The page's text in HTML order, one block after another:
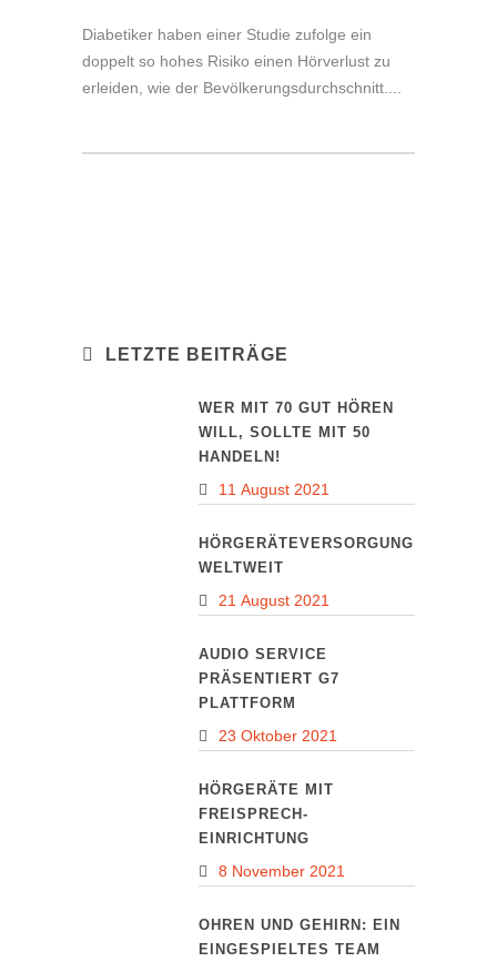
Diabetiker haben einer Studie zufolge ein
doppelt so hohes Risiko einen Hörverlust zu
erleiden, wie der Bevölkerungsdurchschnitt....
LETZTE BEITRÄGE
WER MIT 70 GUT HÖREN
WILL, SOLLTE MIT 50
HANDELN!
11 August 2021
HÖRGERÄTEVERSORGUNG
WELTWEIT
21 August 2021
AUDIO SERVICE
PRÄSENTIERT G7
PLATTFORM
23 Oktober 2021
HÖRGERÄTE MIT
FREISPRECH-
EINRICHTUNG
8 November 2021
OHREN UND GEHIRN: EIN
EINGESPIELTES TEAM